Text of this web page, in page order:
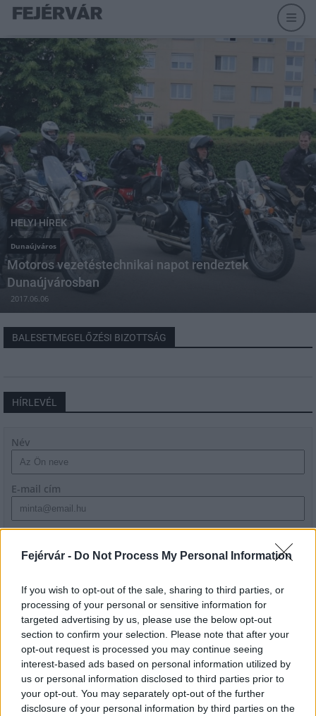
Fejérvár - Do Not Process My Personal Information
If you wish to opt-out of the sale, sharing to third parties, or
processing of your personal or sensitive information for
targeted advertising by us, please use the below opt-out
section to confirm your selection. Please note that after your
opt-out request is processed you may continue seeing
interest-based ads based on personal information utilized by
us or personal information disclosed to third parties prior to
your opt-out. You may separately opt-out of the further
disclosure of your personal information by third parties on the
HELYI HÍREK
Dunaújváros
Motoros vezetéstechnikai napot rendeztek
Dunaújvárosban
2017.06.06
BALESETMEGELŐZÉSI BIZOTTSÁG
HÍRLEVÉL
Név
E-mail cím
szabályzatot!
LEGFRISSEBB
Országos hírek
Megérkezett az eső a Duna vízgyűjtőjére